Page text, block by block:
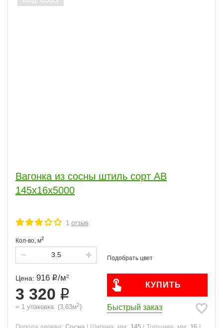
Вагонка из сосны штиль сорт АВ
145x16x5000
1 отзыв
Кол-во, м2
Цена: 916 /м2
3 320
= 1 упаковка (3,63м2)
КУПИТЬ
Быстрый заказ